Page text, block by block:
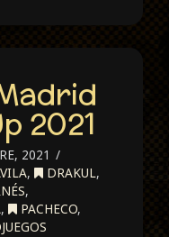
2021
2021
, DRAKUL,
,
, PACHECO,